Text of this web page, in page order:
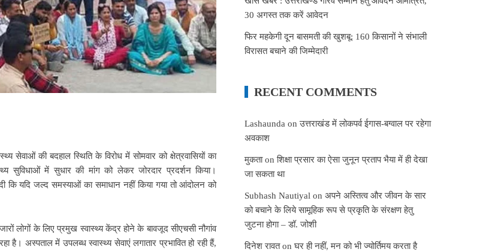
सेवाओं की बदहाल स्थिति के विरोध में सोमवार को क्षेत्रवासियों का
में सुधार की मांग को लेकर जोरदार प्रदर्शन किया।
कि यदि जल्द समस्याओं का समाधान नहीं किया गया तो आंदोलन को
लोगों के लिए प्रमुख स्वास्थ्य केंद्र होने के बावजूद सीएचसी नौगांव
है। अस्पताल में उपलब्ध स्वास्थ्य सेवाएं लगातार प्रभावित हो रही हैं,
30 अगस्त तक करें आवेदन
फिर महकेगी दून बासमती की खुशबू: 160 किसानों ने संभाली
विरासत बचाने की जिम्मेदारी
RECENT COMMENTS
Lashaunda onउत्तराखंड में लोकपर्व ईगास-बग्वाल पर रहेगा
अवकाश
मुकताonशिक्षा प्रसार का ऐसा जुनून प्रताप भैया में ही देखा
जा सकता था
Subhash Nautiyal onअपने अस्तित्व और जीवन के सार
को बचाने के लिये सामूहिक रूप से प्रकृति के संरक्षण हेतु
जुटना होगा – डॉ. जोशी
दिनेश रावतonघर ही नहीं, मन को भी ज्योर्तिमय करता है